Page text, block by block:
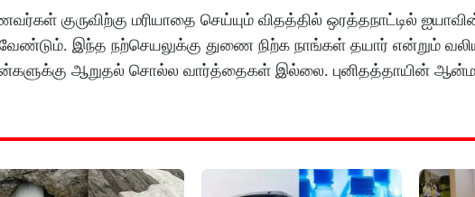
குருவிற்கு மரியாதை செய்யும் விதத்தில் ஒரத்தநாட்டில்
இந்த நற்செயலுக்கு துணை நிற்க நாங்கள் தயார் என்றும்
ஆறுதல் சொல்ல வார்த்தைகள் இல்லை. புனிதத்தாயின் ஆன்மா